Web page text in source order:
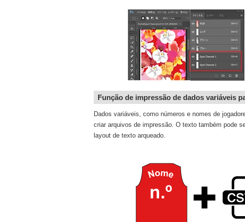
Função de impressão de dados variáveis
Dados variáveis, como números e nomes de
criar arquivos de impressão. O texto também pode
layout de texto arqueado.